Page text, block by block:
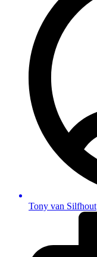
Tony van Silfhout